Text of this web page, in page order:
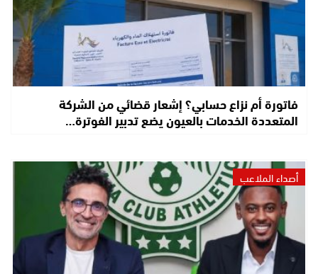
فاتورة أم نزاع حسابي؟ إشعار قضائي من الشركة
المتعددة الخدمات بالعيون يضع تدبير الفوترة…
أصداء الملاعب